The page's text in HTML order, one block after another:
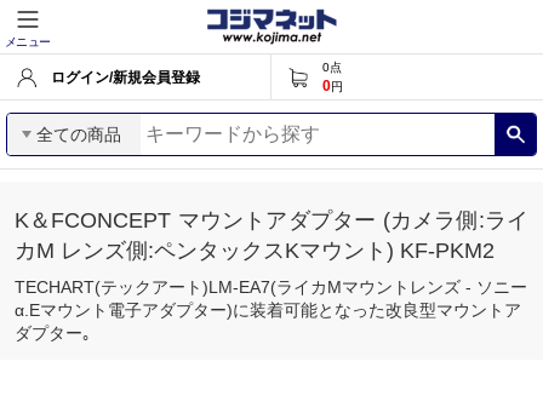
メニュー
ログイン/新規会員登録
0点
0円
全ての商品
K＆FCONCEPT マウントアダプター (カメラ側:ライ
カM レンズ側:ペンタックスKマウント) KF-PKM2
TECHART(テックアート)LM-EA7(ライカMマウントレンズ - ソニー
α.Eマウント電子アダプター)に装着可能となった改良型マウントア
ダプター｡